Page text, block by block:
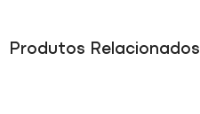
Produtos Relacionados